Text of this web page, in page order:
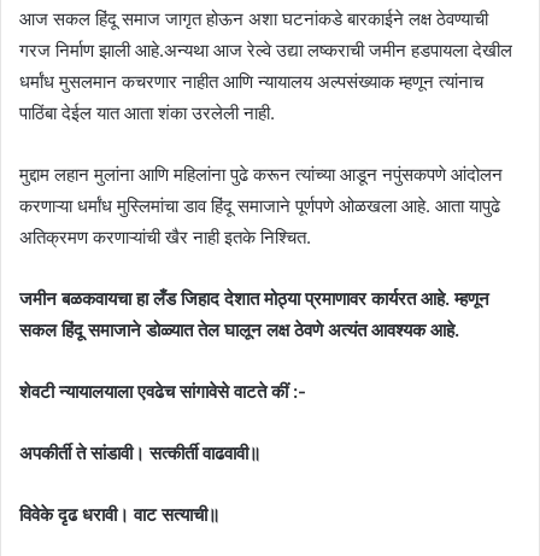
आज सकल हिंदू समाज जागृत होऊन अशा घटनांकडे बारकाईने लक्ष ठेवण्याची
गरज निर्माण झाली आहे.अन्यथा आज रेल्वे उद्या लष्कराची जमीन हडपायला देखील
धर्मांध मुसलमान कचरणार नाहीत आणि न्यायालय अल्पसंख्याक म्हणून त्यांनाच
पाठिंबा देईल यात आता शंका उरलेली नाही.
मुद्दाम लहान मुलांना आणि महिलांना पुढे करून त्यांच्या आडून नपुंसकपणे आंदोलन
करणाऱ्या धर्मांध मुस्लिमांचा डाव हिंदू समाजाने पूर्णपणे ओळखला आहे. आता यापुढे
अतिक्रमण करणाऱ्यांची खैर नाही इतके निश्चित.
जमीन बळकवायचा हा लँड जिहाद देशात मोठ्या प्रमाणावर कार्यरत आहे. म्हणून
सकल हिंदू समाजाने डोळ्यात तेल घालून लक्ष ठेवणे अत्यंत आवश्यक आहे.
शेवटी न्यायालयाला एवढेच सांगावेसे वाटते कीं :-
अपकीर्ती ते सांडावी। सत्कीर्ती वाढवावी॥
विवेके दृढ धरावी। वाट सत्याची॥